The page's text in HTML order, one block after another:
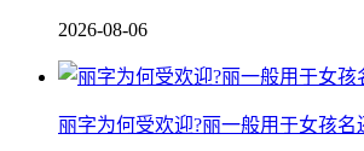
2026-08-06
丽字为何受欢迎?丽一般用于女孩名